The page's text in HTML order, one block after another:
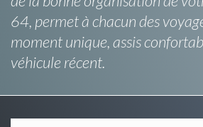
64, permet à chacun des
moment unique, assis
véhicule récent.